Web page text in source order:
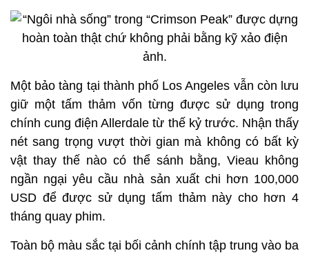
Một bảo tàng tại thành phố Los Angeles vẫn còn lưu
giữ một tấm thảm vốn từng được sử dụng trong
chính cung điện Allerdale từ thế kỷ trước. Nhận thấy
nét sang trọng vượt thời gian mà không có bất kỳ
vật thay thế nào có thể sánh bằng, Vieau không
ngần ngại yêu cầu nhà sản xuất chi hơn 100,000
USD để được sử dụng tấm thảm này cho hơn 4
tháng quay phim.
Toàn bộ màu sắc tại bối cảnh chính tập trung vào ba